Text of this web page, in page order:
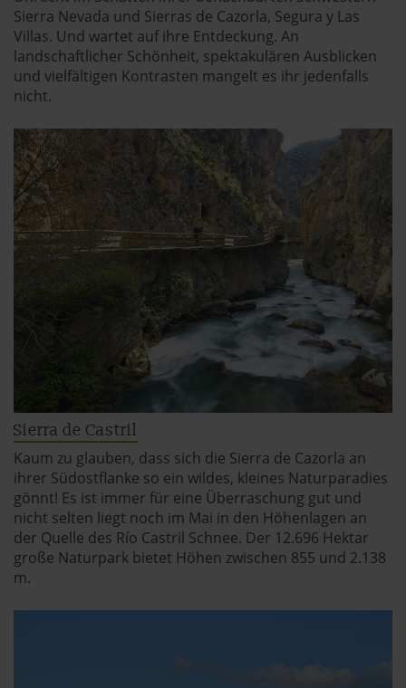
Sierra Nevada und Sierras de Cazorla, Segura y Las
Villas. Und wartet auf ihre Entdeckung. An
landschaftlicher Schönheit, spektakulären Ausblicken
und vielfältigen Kontrasten mangelt es ihr jedenfalls
nicht.
Sierra de Castril
Kaum zu glauben, dass sich die Sierra de Cazorla an
ihrer Südostflanke so ein wildes, kleines Naturparadies
gönnt! Es ist immer für eine Überraschung gut und
nicht selten liegt noch im Mai in den Höhenlagen an
der Quelle des Río Castril Schnee. Der 12.696 Hektar
große Naturpark bietet Höhen zwischen 855 und 2.138
m.